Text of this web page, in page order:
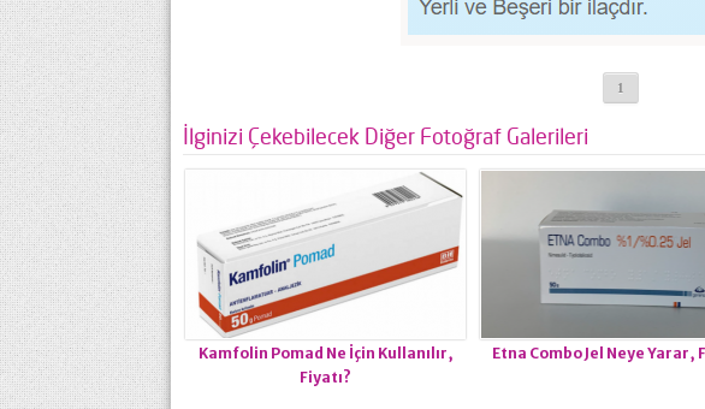
1
İlginizi Çekebilecek Diğer Fotoğraf Galerileri
Kamfolin Pomad Ne İçin Kullanılır,
Fiyatı?
Etna Combo Jel Neye Yarar,